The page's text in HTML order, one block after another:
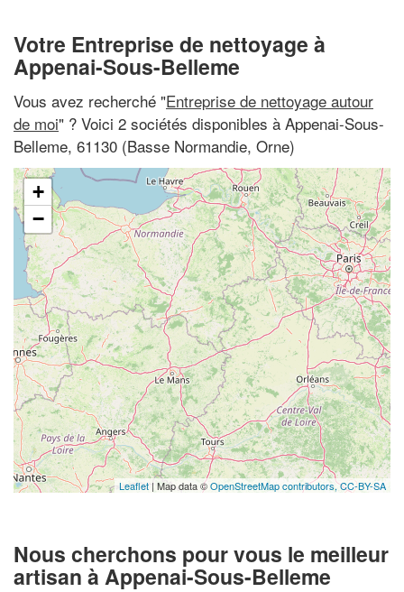
Votre Entreprise de nettoyage à
Appenai-Sous-Belleme
Vous avez recherché "Entreprise de nettoyage autour
de moi" ? Voici 2 sociétés disponibles à Appenai-Sous-
Belleme, 61130 (Basse Normandie, Orne)
+
−
Leaflet | Map data ©OpenStreetMap contributors,CC-BY-SA
Nous cherchons pour vous le meilleur
artisan à Appenai-Sous-Belleme